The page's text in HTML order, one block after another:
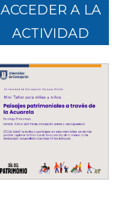
ACCEDER A LA
ACTIVIDAD